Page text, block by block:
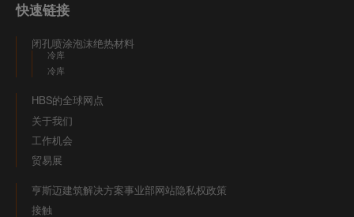
快速链接
闭孔喷涂泡沫绝热材料
冷库
冷库
HBS的全球网点
关于我们
工作机会
贸易展
亨斯迈建筑解决方案事业部网站隐私权政策
接触